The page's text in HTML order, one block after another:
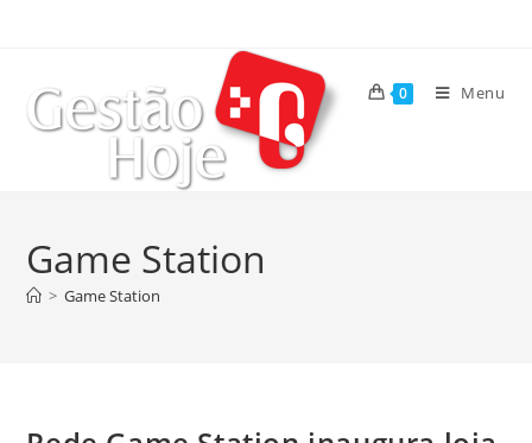
0 Menu
Game Station
> Game Station